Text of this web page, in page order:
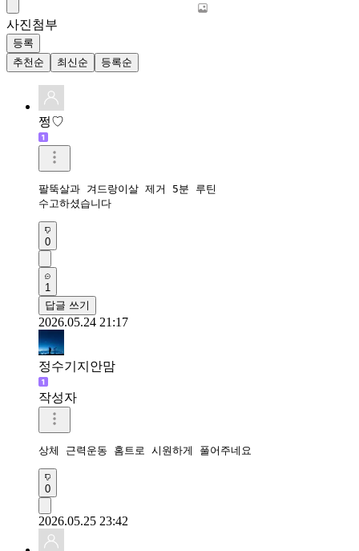
사진첨부
등록
추천순
최신순 등록순
쩡♡
팔뚝살과 겨드랑이살 제거 5분 루틴
수고하셨습니다
0
1
답글 쓰기
2026.05.24 21:17
정수기지안맘
작성자
상체 근력운동 홈트로 시원하게 풀어주네요
0
2026.05.25 23:42